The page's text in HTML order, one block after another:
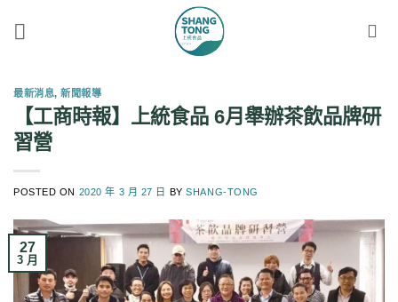
最新消息,新聞報導
【工商時報】上統食品 6月舉辦茶飲品牌研
習營
POSTED ON 2020 年 3 月 27 日 BYSHANG-TONG
27
3 月